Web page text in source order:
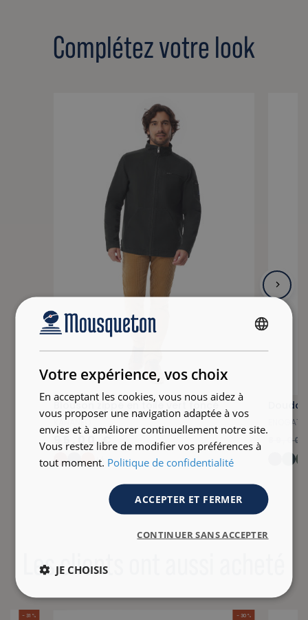
Complétez votre look
Blouson zippé en toile vert foncé
KANANEO
95,00 €
+4
ENOGAT
89,00
Les clients ont aussi acheté
- 31 % - 30 %
Votre expérience, vos choix
En acceptant les cookies, vous nous aidez à
vous proposer une navigation adaptée à vos
envies et à améliorer continuellement notre site.
Vous restez libre de modifier vos préférences à
tout moment. Politique de confidentialité
ACCEPTER ET FERMER
CONTINUER SANS ACCEPTER
JE CHOISIS